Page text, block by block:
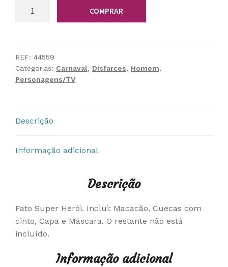
Herói
COMPRAR
REF: 44559
Categorias: Carnaval, Disfarces, Homem,
Personagens/TV
Descrição
Informação adicional
Descrição
Fato Super Herói. Inclui: Macacão, Cuecas com
cinto, Capa e Máscara. O restante não está
incluído.
Informação adicional